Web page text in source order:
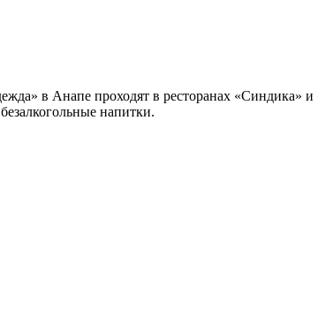
в Анапе проходят в ресторанах
напитки.